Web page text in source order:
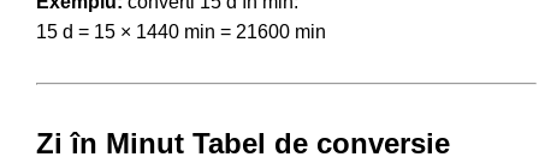
15 d = 15 × 1440 min = 21600 min
Zi în Minut Tabel de conversie